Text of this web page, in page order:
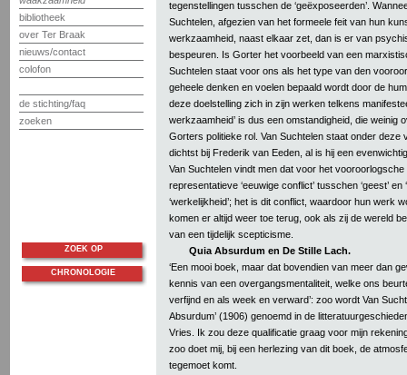
bibliotheek
over Ter Braak
nieuws/contact
colofon
de stichting/faq
zoeken
tegenstellingen tusschen de ‘geëxposeerden’.
Suchtelen, afgezien van het formeele feit van hun
werkzaamheid, naast elkaar zet, dan is er van
bespeuren. Is Gorter het voorbeeld van een
Suchtelen staat voor ons als het type van den
geheele denken en voelen bepaald wordt door de
deze doelstelling zich in zijn werken telkens
werkzaamheid’ is dus een omstandigheid, die weinig
Gorters politieke rol. Van Suchtelen staat onder deze
dichtst bij Frederik van Eeden, al is hij een
Van Suchtelen vindt men dat voor het vooroorlogsche
representatieve ‘eeuwige conflict’ tusschen ‘geest’ en
‘werkelijkheid’; het is dit conflict, waardoor hun werk
komen er altijd weer toe terug, ook als zij de wereld
van een tijdelijk scepticisme.
Quia Absurdum en De Stille Lach.
‘Een mooi boek, maar dat bovendien van meer dan
kennis van een overgangsmentaliteit, welke ons
verfijnd en als week en verward’: zoo wordt Van
Absurdum’ (1906) genoemd in de
Vries. Ik zou deze qualificatie graag voor mijn
zoo doet mij, bij een herlezing van dit boek, de
tegemoet komt.
ZOEK OP
CHRONOLOGIE